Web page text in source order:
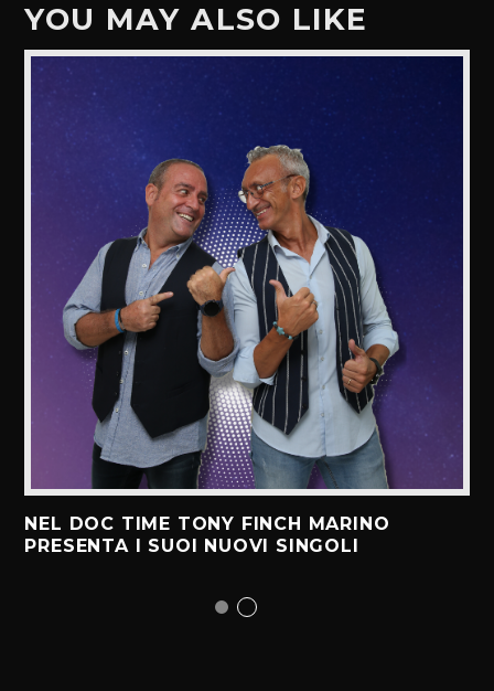
YOU MAY ALSO LIKE
NEL DOC TIME TONY FINCH MARINO
PRESENTA I SUOI NUOVI SINGOLI